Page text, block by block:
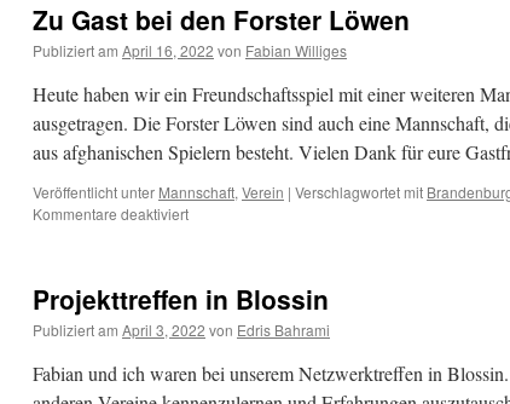
Zu Gast bei den Forster Löwen
Publiziert am April 16, 2022 von Fabian Williges
Heute haben wir ein Freundschaftsspiel mit einer weiteren
ausgetragen. Die Forster Löwen sind auch eine Mannschaft,
aus afghanischen Spielern besteht. Vielen Dank für eure
Veröffentlicht unter Mannschaft, Verein | Verschlagwortet mit
Kommentare deaktiviertfür
den
Forster
Löwen
Projekttreffen in Blossin
Publiziert am April 3, 2022 von Edris Bahrami
Fabian und ich waren bei unserem Netzwerktreffen in